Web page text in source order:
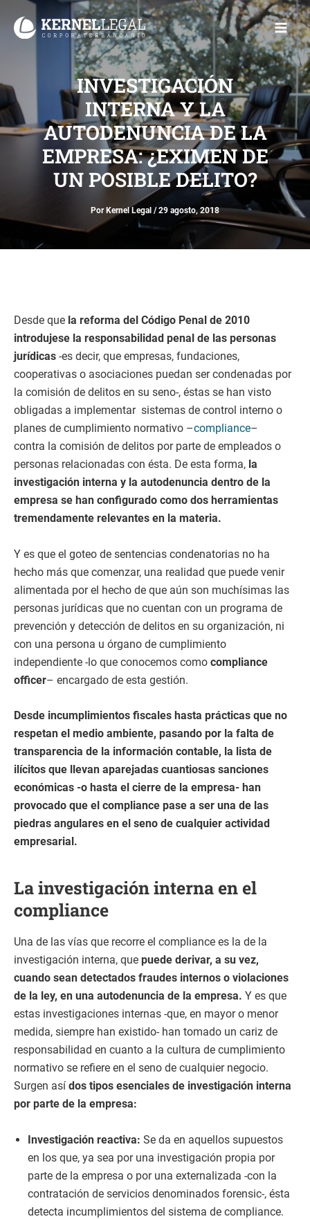
Main
INVESTIGACIÓN
INTERNA Y LA
AUTODENUNCIA DE LA
EMPRESA: ¿EXIMEN DE
UN POSIBLE DELITO?
Por Kernel Legal /29 agosto, 2018
Desde que la reforma del Código Penal de 2010
introdujese la responsabilidad penal de las personas
jurídicas -es decir, que empresas, fundaciones,
cooperativas o asociaciones puedan ser condenadas por
la comisión de delitos en su seno-, éstas se han visto
obligadas a implementar sistemas de control interno o
planes de cumplimiento normativo –compliance–
contra la comisión de delitos por parte de empleados o
personas relacionadas con ésta. De esta forma, la
investigación interna y la autodenuncia dentro de la
empresa se han configurado como dos herramientas
tremendamente relevantes en la materia.
Y es que el goteo de sentencias condenatorias no ha
hecho más que comenzar, una realidad que puede venir
alimentada por el hecho de que aún son muchísimas las
personas jurídicas que no cuentan con un programa de
prevención y detección de delitos en su organización, ni
con una persona u órgano de cumplimiento
independiente -lo que conocemos como compliance
officer– encargado de esta gestión.
Desde incumplimientos fiscales hasta prácticas que no
respetan el medio ambiente, pasando por la falta de
transparencia de la información contable, la lista de
ilícitos que llevan aparejadas cuantiosas sanciones
económicas -o hasta el cierre de la empresa- han
provocado que el compliance pase a ser una de las
piedras angulares en el seno de cualquier actividad
empresarial.
La investigación interna en el
compliance
Una de las vías que recorre el compliance es la de la
investigación interna, que puede derivar, a su vez,
cuando sean detectados fraudes internos o violaciones
de la ley, en una autodenuncia de la empresa. Y es que
estas investigaciones internas -que, en mayor o menor
medida, siempre han existido- han tomado un cariz de
responsabilidad en cuanto a la cultura de cumplimiento
normativo se refiere en el seno de cualquier negocio.
Surgen así dos tipos esenciales de investigación interna
por parte de la empresa:
Investigación reactiva: Se da en aquellos supuestos
en los que, ya sea por una investigación propia por
parte de la empresa o por una externalizada -con la
contratación de servicios denominados forensic-, ésta
detecta incumplimientos del sistema de compliance.